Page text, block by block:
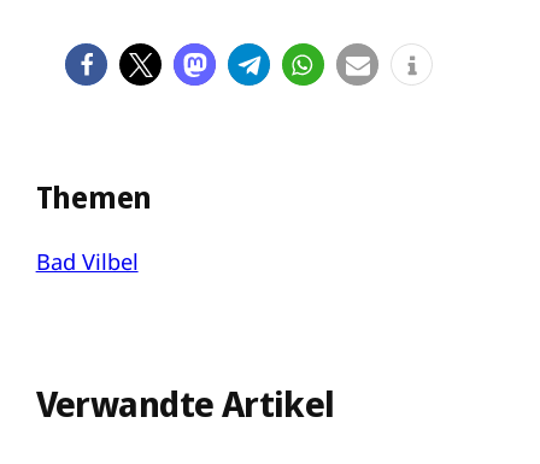
Themen
Bad Vilbel
Verwandte Artikel